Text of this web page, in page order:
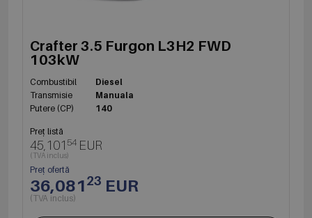
Crafter 3.5 Furgon L3H2 FWD
103kW
Combustibil
Diesel
Transmisie
Manuala
Putere (CP)
140
Preț listă
45,101 54 EUR
(TVA inclus)
Preț ofertă
36,08123 EUR
(TVA inclus)